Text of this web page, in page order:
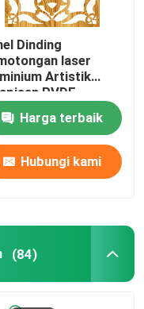
Logam
Dinding
laser
Artistik
PVDF
Ukiran CNC
Harga terbaik
Hubungi kami
(84)